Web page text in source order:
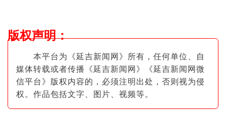
版权声明：
本平台为《延吉新闻网》所有，任何单位、自
媒体转载或者传播《延吉新闻网》《延吉新闻网微
信平台》版权内容的，必须注明出处，否则视为侵
权。作品包括文字、图片 、视频等。